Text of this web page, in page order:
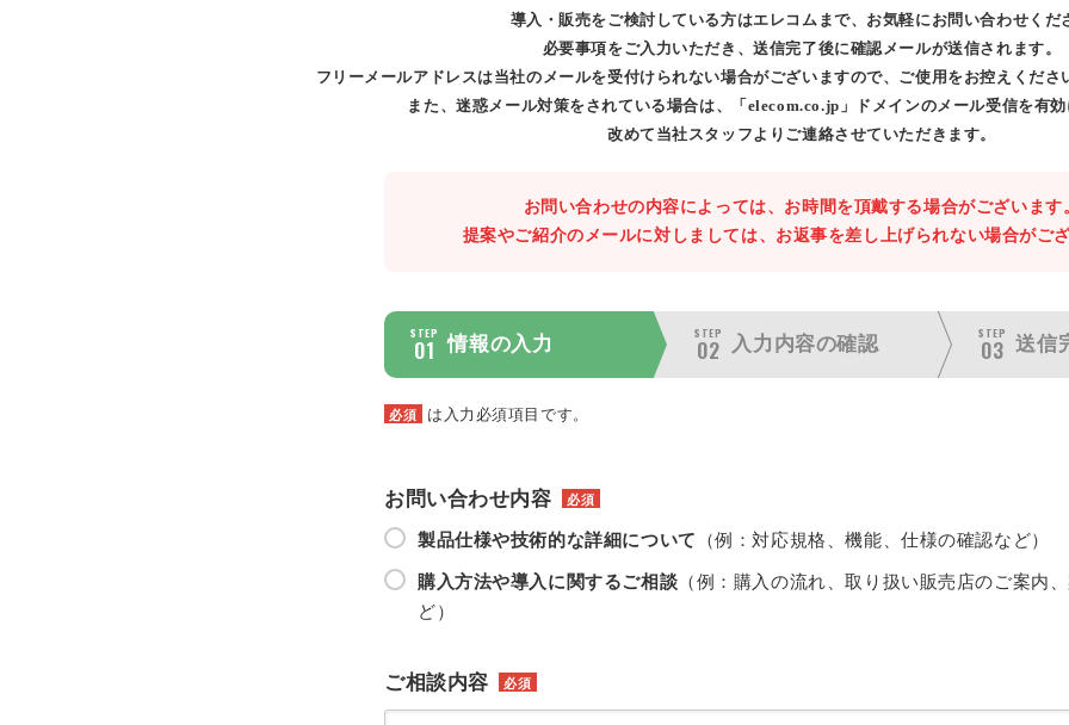
導入・販売をご検討している方はエレコムまで、お気軽にお問い合わせくだ
必要事項をご入力いただき、送信完了後に確認メールが送信されます。
フリーメールアドレスは当社のメールを受付けられない場合がございますので、ご使用をお控えくださ
また、迷惑メール対策をされている場合は、「elecom.co.jp」ドメインのメール受信を有効
改めて当社スタッフよりご連絡させていただきます。
お問い合わせの内容によっては、お時間を頂戴する場合がございます
提案やご紹介のメールに対しましては、お返事を差し上げられない場合がござ
STEP
01 情報の入力
STEP
02 入力内容の確認
STEP
03 送信
必須 は入力必須項目です。
お問い合わせ内容 必須
製品仕様や技術的な詳細について （例：対応規格、機能、仕様の確認など）
購入方法や導入に関するご相談 （例：購入の流れ、取り扱い販売店のご案内
ど）
ご相談内容 必須